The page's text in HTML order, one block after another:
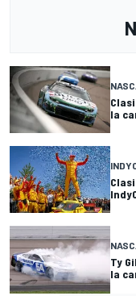
la
Ty
la